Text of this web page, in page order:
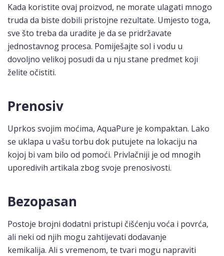
Kada koristite ovaj proizvod, ne morate ulagati mnogo
truda da biste dobili pristojne rezultate. Umjesto toga,
sve što treba da uradite je da se pridržavate
jednostavnog procesa. Pomiješajte sol i vodu u
dovoljno velikoj posudi da u nju stane predmet koji
želite očistiti.
Prenosiv
Uprkos svojim moćima, AquaPure je kompaktan. Lako
se uklapa u vašu torbu dok putujete na lokaciju na
kojoj bi vam bilo od pomoći. Privlačniji je od mnogih
uporedivih artikala zbog svoje prenosivosti.
Bezopasan
Postoje brojni dodatni pristupi čišćenju voća i povrća,
ali neki od njih mogu zahtijevati dodavanje
kemikalija. Ali s vremenom, te tvari mogu napraviti